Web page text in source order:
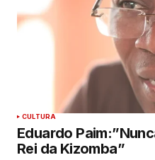
CULTURA
Eduardo
Rei da Kizomba”